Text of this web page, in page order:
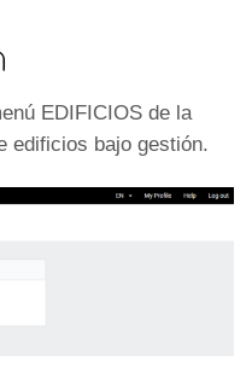
EDIFICIOS de la
edificios bajo gestión.